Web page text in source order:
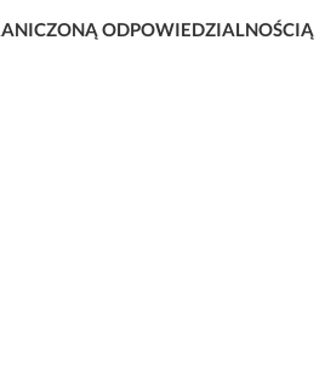
ODPOWIEDZIALNOŚCIĄ